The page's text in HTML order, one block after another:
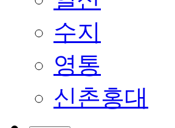
수지
영통
신촌홍대